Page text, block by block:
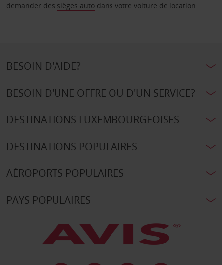
demander des sièges autodans votre voiture de location.
BESOIN D'AIDE?
BESOIN D'UNE OFFRE OU D'UN SERVICE?
DESTINATIONS LUXEMBOURGEOISES
DESTINATIONS POPULAIRES
AÉROPORTS POPULAIRES
PAYS POPULAIRES